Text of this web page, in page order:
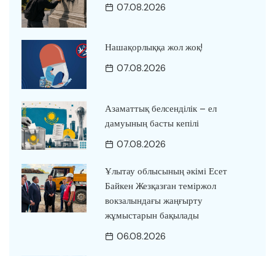
07.08.2026
Нашақорлыққа жол жоқ!
07.08.2026
Азаматтық белсенділік – ел
дамуының басты кепілі
07.08.2026
Ұлытау облысының әкімі Есет
Байкен Жезқазған теміржол
вокзалындағы жаңғырту
жұмыстарын бақылады
06.08.2026